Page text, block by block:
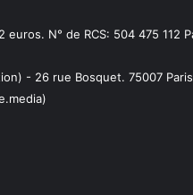
euros. N° de RCS: 504 475 112
- 26 rue Bosquet. 75007